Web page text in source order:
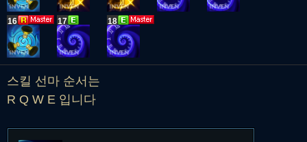
16 17 18
스킬 선마 순서는
R Q W E 입니다